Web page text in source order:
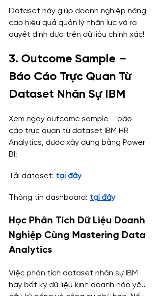
Dataset này giúp doanh nghiệp nâng
cao hiệu quả quản lý nhân lực và ra
quyết định dựa trên dữ liệu chính xác!
3. Outcome Sample –
Báo Cáo Trực Quan Từ
Dataset Nhân Sự IBM
Xem ngay outcome sample – báo
cáo trực quan từ dataset IBM HR
Analytics, được xây dựng bằng Power
BI:
Tải dataset: tại đây
Thông tin dashboard: tại đây
Học Phân Tích Dữ Liệu Doanh
Nghiệp Cùng Mastering Data
Analytics
Việc phân tích dataset nhân sự IBM
hay bất kỳ dữ liệu kinh doanh nào yêu